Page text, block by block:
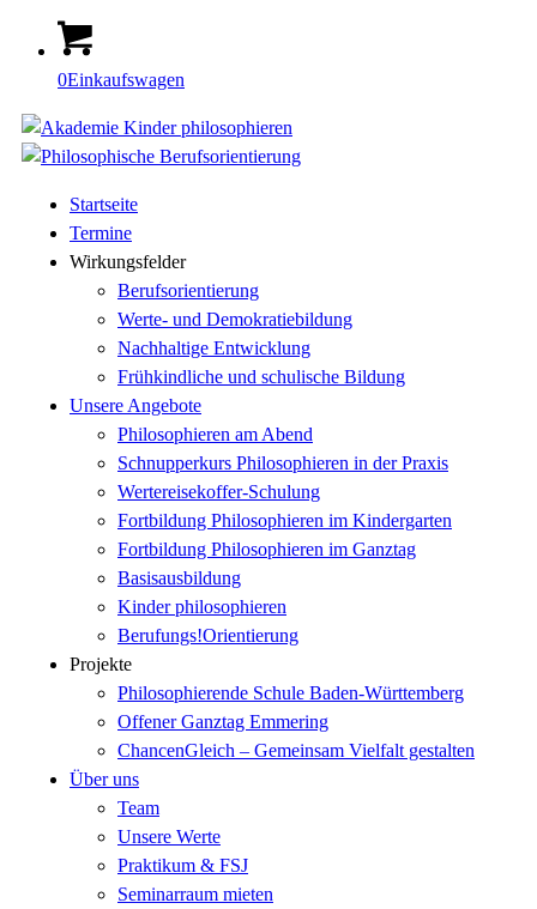
0Einkaufswagen
Startseite
Termine
Wirkungsfelder
Berufsorientierung
Werte- und Demokratiebildung
Nachhaltige Entwicklung
Frühkindliche und schulische Bildung
Unsere Angebote
Philosophieren am Abend
Schnupperkurs Philosophieren in der Praxis
Wertereisekoffer-Schulung
Fortbildung Philosophieren im Kindergarten
Fortbildung Philosophieren im Ganztag
Basisausbildung
Kinder philosophieren
Berufungs!Orientierung
Projekte
Philosophierende Schule Baden-Württemberg
Offener Ganztag Emmering
ChancenGleich – Gemeinsam Vielfalt gestalten
Über uns
Team
Unsere Werte
Praktikum & FSJ
Seminarraum mieten